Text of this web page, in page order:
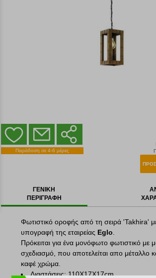
Παράδοση σε 4-6 μέρες
ΓΕΝΙΚΗ
ΠΕΡΙΓΡΑΦΗ
Φωτιστικό οροφής από τη σειρά 'Takhira'
υπογραφή της εταιρείας Eglo.
Πρόκειται για ένα μονόφωτο φωτιστικό με
σχεδιασμό, που αποτελείται απο μέταλλο
καφέ χρώμα.
Διαστάσεις: 110X17X17cm